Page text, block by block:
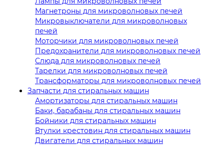
Магнетроны для микроволновых печей
Микровыключатели для микроволновых
печей
Моторчики для микроволновых печей
Предохранители для микроволновых печей
Слюда для микроволновых печей
Тарелки для микроволновых печей
Трансформаторы для микроволновых печей
Запчасти для стиральных машин
Амортизаторы для стиральных машин
Баки, барабаны для стиральных машин
Бойники для стиральных машин
Втулки крестовин для стиральных машин
Двигатели для стиральных машин